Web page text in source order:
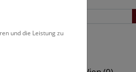
und die Leistung zu